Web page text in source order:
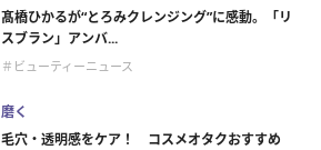
髙橋ひかるが“とろみクレンジング”に感動。「リ
スブラン」アンバ...
＃ビューティーニュース
磨く
毛穴・透明感をケア！ コスメオタクおすすめ